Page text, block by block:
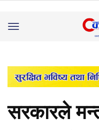
Toggle
सरकारले